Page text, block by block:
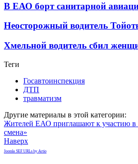
В ЕАО борт санитарной
Неосторожный водитель
Хмельной водитель сбил
Теги
Госавтоинспекция
ДТП
травматизм
Другие материалы в этой категории:
Жителей ЕАО приглашают к участию в
смена»
Наверх
Joomla SEF URLs by Artio